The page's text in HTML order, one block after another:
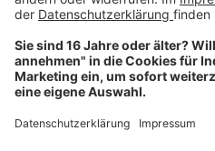
Über uns
Dehner Unternehmen
Jobs bei Dehner